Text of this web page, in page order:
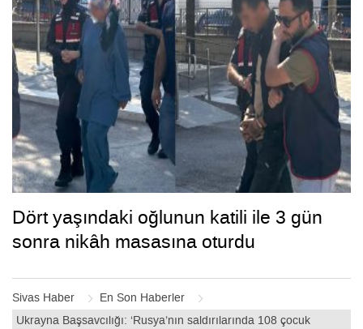
Sivas Haber
En Son Haberler
Ukrayna Başsavcılığı: ‘Rusya’nın saldırılarında 108 çocuk
Dört yaşındaki oğlunun katili ile 3 gün
sonra nikâh masasına oturdu